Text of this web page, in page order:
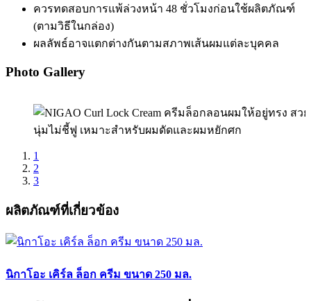
ควรทดสอบการแพ้ล่วงหน้า 48 ชั่วโมงก่อนใช้ผลิตภัณฑ์
(ตามวิธีในกล่อง)
ผลลัพธ์อาจแตกต่างกันตามสภาพเส้นผมแต่ละบุคคล
Photo Gallery
1
2
3
ผลิตภัณฑ์ที่เกี่ยวข้อง
นิกาโอะ เคิร์ล ล็อก ครีม ขนาด 250 มล.